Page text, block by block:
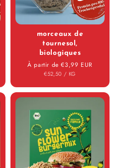
morceaux de
tournesol,
biologiques
Prix régulier
À partir de €3,99 EUR
PRIX UNITAIRE
€52,50 / PAR
KG